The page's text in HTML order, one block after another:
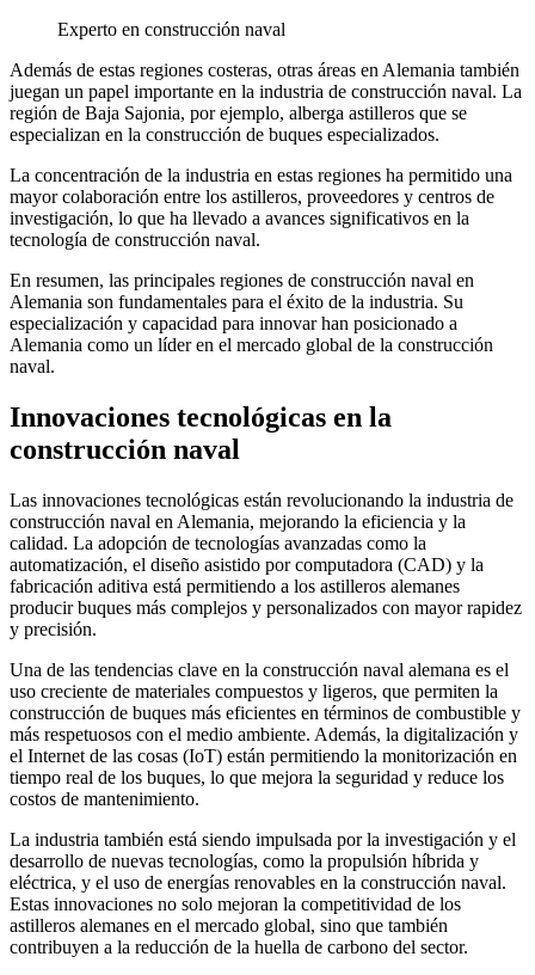
Experto en construcción naval
Además de estas regiones costeras, otras áreas en Alemania también
juegan un papel importante en la industria de construcción naval. La
región de Baja Sajonia, por ejemplo, alberga astilleros que se
especializan en la construcción de buques especializados.
La concentración de la industria en estas regiones ha permitido una
mayor colaboración entre los astilleros, proveedores y centros de
investigación, lo que ha llevado a avances significativos en la
tecnología de construcción naval.
En resumen, las principales regiones de construcción naval en
Alemania son fundamentales para el éxito de la industria. Su
especialización y capacidad para innovar han posicionado a
Alemania como un líder en el mercado global de la construcción
naval.
Innovaciones tecnológicas en la
construcción naval
Las innovaciones tecnológicas están revolucionando la industria de
construcción naval en Alemania, mejorando la eficiencia y la
calidad. La adopción de tecnologías avanzadas como la
automatización, el diseño asistido por computadora (CAD) y la
fabricación aditiva está permitiendo a los astilleros alemanes
producir buques más complejos y personalizados con mayor rapidez
y precisión.
Una de las tendencias clave en la construcción naval alemana es el
uso creciente de materiales compuestos y ligeros, que permiten la
construcción de buques más eficientes en términos de combustible y
más respetuosos con el medio ambiente. Además, la digitalización y
el Internet de las cosas (IoT) están permitiendo la monitorización en
tiempo real de los buques, lo que mejora la seguridad y reduce los
costos de mantenimiento.
La industria también está siendo impulsada por la investigación y el
desarrollo de nuevas tecnologías, como la propulsión híbrida y
eléctrica, y el uso de energías renovables en la construcción naval.
Estas innovaciones no solo mejoran la competitividad de los
astilleros alemanes en el mercado global, sino que también
contribuyen a la reducción de la huella de carbono del sector.